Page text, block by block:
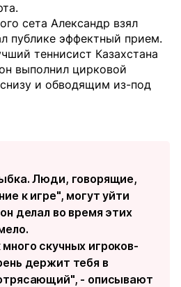
сета Александр взял
публике эффектный прием.
теннисист Казахстана
выполнил цирковой
и обводящим из-под
Люди, говорящие,
к игре", могут уйти
делал во время этих
скучных игроков-
держит тебя в
- описывают